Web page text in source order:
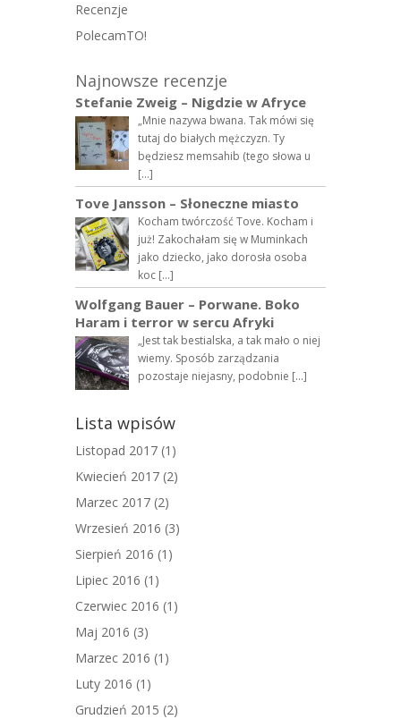
Recenzje
PolecamTO!
Najnowsze recenzje
Stefanie Zweig – Nigdzie w Afryce
„Mnie nazywa bwana. Tak mówi się
tutaj do białych mężczyzn. Ty
będziesz memsahib (tego słowa u
[…]
Tove Jansson – Słoneczne miasto
Kocham twórczość Tove. Kocham i
już! Zakochałam się w Muminkach
jako dziecko, jako dorosła osoba
koc […]
Wolfgang Bauer – Porwane. Boko
Haram i terror w sercu Afryki
„Jest tak bestialska, a tak mało o niej
wiemy. Sposób zarządzania
pozostaje niejasny, podobnie […]
Lista wpisów
Listopad 2017 (1)
Kwiecień 2017 (2)
Marzec 2017 (2)
Wrzesień 2016 (3)
Sierpień 2016 (1)
Lipiec 2016 (1)
Czerwiec 2016 (1)
Maj 2016 (3)
Marzec 2016 (1)
Luty 2016 (1)
Grudzień 2015 (2)